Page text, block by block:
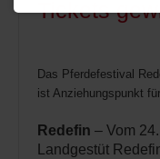
Tickets
Das Pferdefestival
ist Anziehungspunkt
Redefin – Vom
Landgestüt